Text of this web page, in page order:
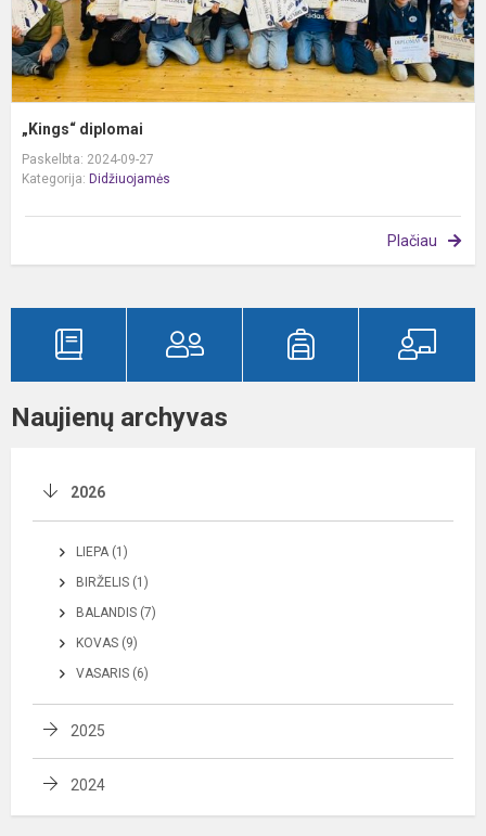
„Kings“ diplomai
Paskelbta: 2024-09-27
Kategorija: Didžiuojamės
Plačiau
Naujienų archyvas
2026
LIEPA (1)
BIRŽELIS (1)
BALANDIS (7)
KOVAS (9)
VASARIS (6)
2025
2024